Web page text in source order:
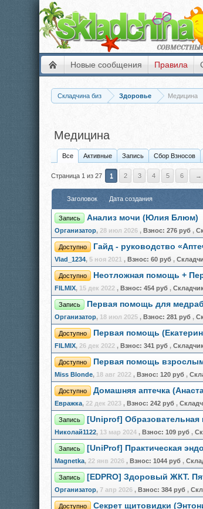
Новые сообщения Правила
Складчина биз Здоровье Медицина
Медицина
Все Активные Запись Сбор Взносов
Страница 1 из 27 1 2 3 4 5 6 →
Заголовок Дата создания
Запись Анализ мочи (Юлия Блюм)
Организатор, 28 июл 2026 ,Взнос: 276 руб ,
Доступно Гайд - руководство
Vlad_1234, 5 ноя 2021 ,Взнос: 60 руб ,
Доступно Неотложная помощь +
FILMIX, 15 дек 2022 ,Взнос: 454 руб ,
Запись Первая помощь для
Организатор, 18 июл 2025 ,Взнос: 281 руб ,
Доступно Первая помощь
FILMIX, 26 дек 2022 ,Взнос: 341 руб ,
Доступно Первая помощь
Miss Blonde, 18 авг 2022 ,Взнос: 120 руб ,
Доступно Домашняя аптечка
Евражкa, 22 дек 2023 ,Взнос: 242 руб ,
Запись [Uniprof] Образовательная
Николай1122, 13 мар 2024 ,Взнос: 109 руб ,
Запись [UniProf] Практическая
Magnetka, 22 янв 2026 ,Взнос: 1044 руб ,
Запись [EDPRO] Здоровый ЖКТ.
Организатор,7 апр 2026 ,Взнос: 384 руб ,
Доступно Секрет щитовидки